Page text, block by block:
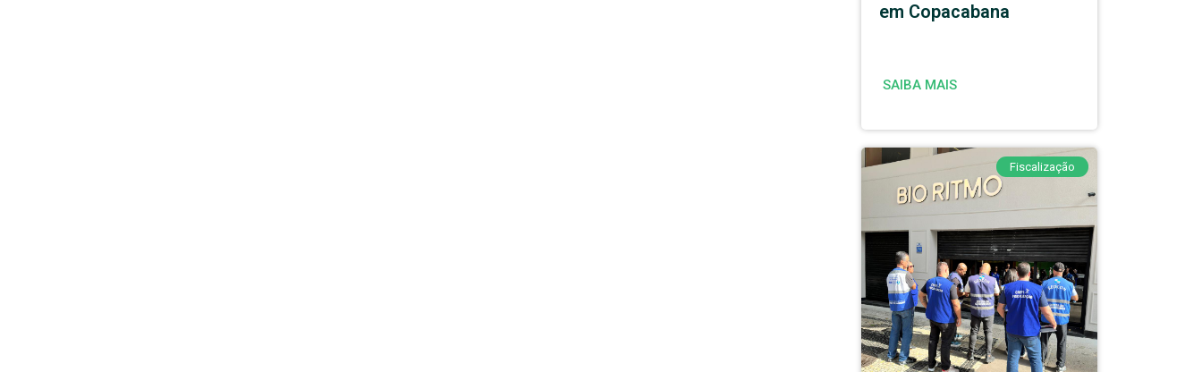
em Copacabana
SAIBA MAIS
Fiscalização